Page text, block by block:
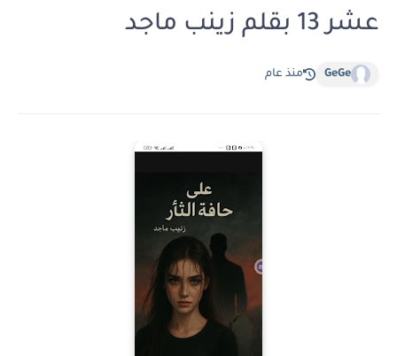
عشر 13 بقلم زينب ماجد
GeGe منذ عام